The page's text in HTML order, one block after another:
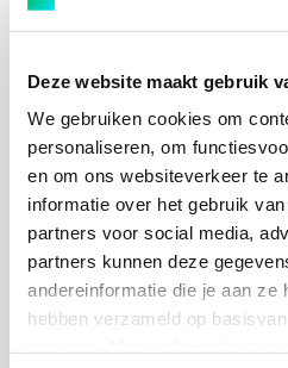
Deze website maakt gebruik
We gebruiken cookies om
personaliseren, om
en om ons websiteverkeer te
informatie over het gebruik
partners voor social media,
partners kunnen deze
andereinformatie die je aan ze
hebben verzameld op
standaarden gedefinieerd om
ondersteuning zijn 2
inmiddels enkele honderden
Voor de ontwikkeling van het
eindresultaat een eerste
de klantzijde volgt dit verder
Het intercompany en
mij ontwikkeld en voorbereid